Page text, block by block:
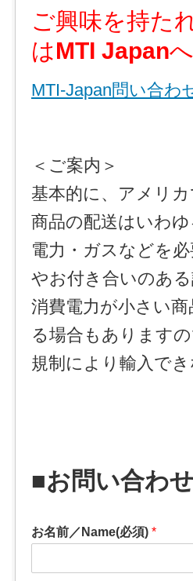
ご興味を持た
はMTI Japan
MTI-Japan問い合わ
＜ご案内＞
基本的に、アメリ
商品の配送はいわ
電力・ガスなどを
やお付き合いのあ
消費電力が小さい
る場合もあります
規制により輸入で
■お問い合わ
お名前／Name(必須) *